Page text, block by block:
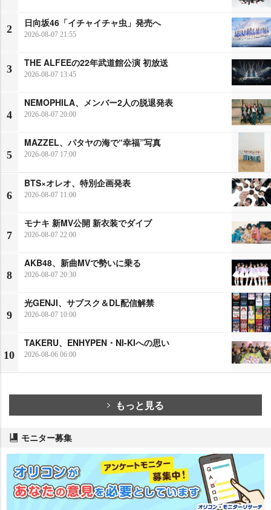
2
日向坂46「イチャイチャ虫」発売へ
2026-08-07 21:55
3
THE ALFEEの22年武道館公演 初放送
2026-08-07 13:45
4
NEMOPHILA、メンバー2人の脱退発表
2026-08-07 20:00
5
MAZZEL、パタヤの海で“幸福”写真
2026-08-07 17:00
6
BTS×オレオ、特別企画発表
2026-08-07 11:00
7
モナキ 新MV公開 新衣装でダイブ
2026-08-07 22:00
8
AKB48、新曲MVで勢いに乗る
2026-08-07 20:30
9
光GENJI、サブスク＆DL配信解禁
2026-08-07 10:00
10
TAKERU、ENHYPEN・NI-KIへの思い
2026-08-06 06:00
もっと見る
モニター募集